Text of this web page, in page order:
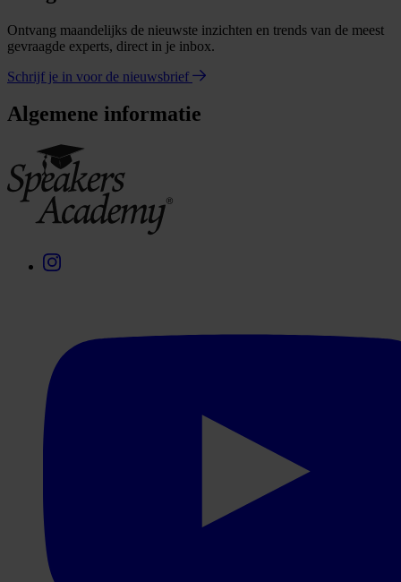
Ontvang maandelijks de nieuwste inzichten en trends van de meest
gevraagde experts, direct in je inbox.
Schrijf je in voor de nieuwsbrief
Algemene informatie